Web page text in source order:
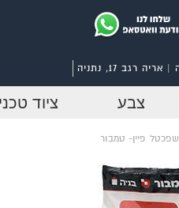
צבע ציוד טכני
שפכטל פיין- טמבור